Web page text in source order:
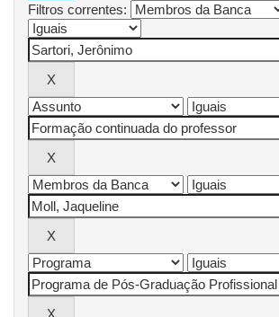
Filtros correntes: